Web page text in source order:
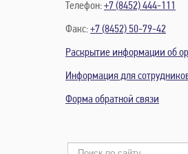
Телефон:+7 (8452) 444-111
Факс:+7 (8452) 50-79-42
Раскрытие информации об
Информация для
Форма обратной связи